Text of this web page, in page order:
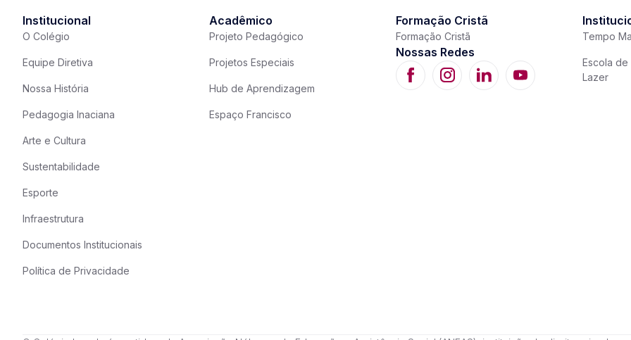
Institucional
O Colégio
Equipe Diretiva
Nossa História
Pedagogia Inaciana
Arte e Cultura
Sustentabilidade
Esporte
Infraestrutura
Documentos Institucionais
Política de Privacidade
Acadêmico
Projeto Pedagógico
Projetos Especiais
Hub de Aprendizagem
Espaço Francisco
Formação Cristã
Formação Cristã
Nossas Redes
Tempo
Escola de
Lazer